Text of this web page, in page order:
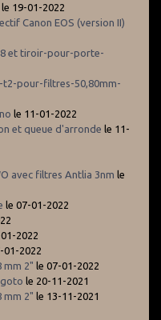
le 19-01-2022
Canon EOS (version II)
et tiroir-pour-porte-
pour-filtres-50,80mm-
le 11-01-2022
et queue d'arronde le 11-
avec filtres Antlia 3nm le
le 07-01-2022
2022
01-2022
mm 2" le 07-01-2022
le 20-11-2021
mm 2" le 13-11-2021